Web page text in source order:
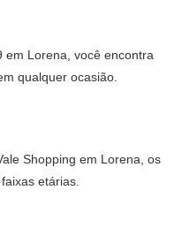
em Lorena, você encontra
qualquer ocasião.
Shopping em Lorena, os
etárias.